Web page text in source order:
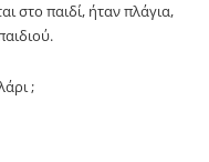
στο παιδί, ήταν πλάγια,
;